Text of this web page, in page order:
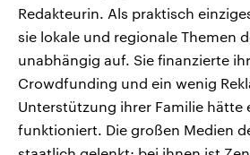
Redakteurin. Als praktisch
sie lokale und regionale Themen
unabhängig auf. Sie finanzierte
Crowdfunding und ein wenig
Unterstützung ihrer Familie hätte
funktioniert. Die großen Medien